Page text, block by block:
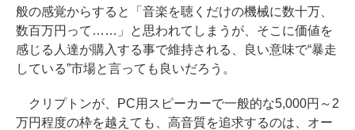
般の感覚からすると「音楽を聴くだけの機械に数十万、
数百万円って……」と思われてしまうが、そこに価値を
感じる人達が購入する事で維持される、良い意味で“暴走
している”市場と言っても良いだろう。
クリプトンが、PC用スピーカーで一般的な5,000円～2
万円程度の枠を越えても、高音質を追求するのは、オー